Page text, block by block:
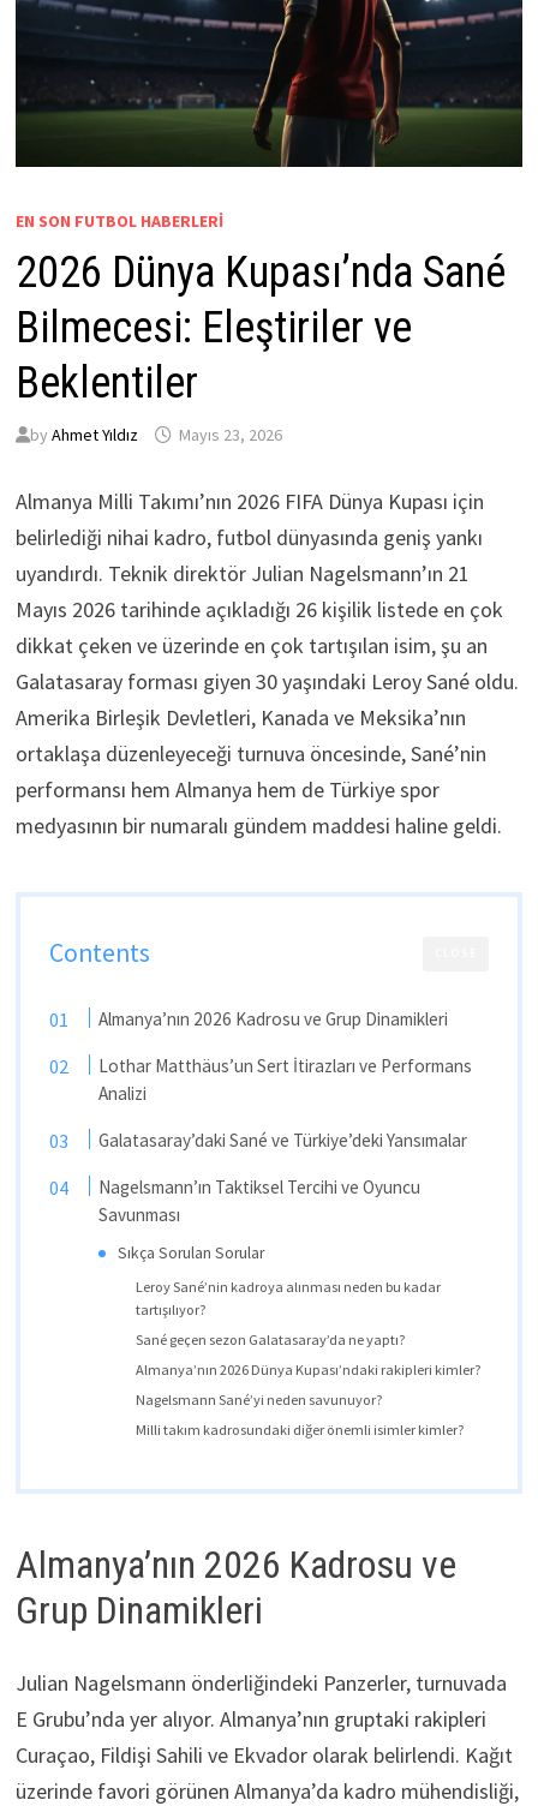
EN SON FUTBOL HABERLERI
2026 Dünya Kupası’nda Sané
Bilmecesi: Eleştiriler ve
Beklentiler
by Ahmet Yıldız Mayıs 23, 2026
Almanya Milli Takımı’nın 2026 FIFA Dünya Kupası için
belirlediği nihai kadro, futbol dünyasında geniş yankı
uyandırdı. Teknik direktör Julian Nagelsmann’ın 21
Mayıs 2026 tarihinde açıkladığı 26 kişilik listede en çok
dikkat çeken ve üzerinde en çok tartışılan isim, şu an
Galatasaray forması giyen 30 yaşındaki Leroy Sané oldu.
Amerika Birleşik Devletleri, Kanada ve Meksika’nın
ortaklaşa düzenleyeceği turnuva öncesinde, Sané’nin
performansı hem Almanya hem de Türkiye spor
medyasının bir numaralı gündem maddesi haline geldi.
Contents
Almanya’nın 2026 Kadrosu ve Grup Dinamikleri
Lothar Matthäus’un Sert İtirazları ve Performans
Analizi
Galatasaray’daki Sané ve Türkiye’deki Yansımalar
Nagelsmann’ın Taktiksel Tercihi ve Oyuncu
Savunması
Sıkça Sorulan Sorular
Leroy Sané’nin kadroya alınması neden bu kadar
tartışılıyor?
Sané geçen sezon Galatasaray’da ne yaptı?
Almanya’nın 2026 Dünya Kupası’ndaki rakipleri kimler?
Nagelsmann Sané’yi neden savunuyor?
Milli takım kadrosundaki diğer önemli isimler kimler?
Almanya’nın 2026 Kadrosu ve
Grup Dinamikleri
Julian Nagelsmann önderliğindeki Panzerler, turnuvada
E Grubu’nda yer alıyor. Almanya’nın gruptaki rakipleri
Curaçao, Fildişi Sahili ve Ekvador olarak belirlendi. Kağıt
üzerinde favori görünen Almanya’da kadro mühendisliği,